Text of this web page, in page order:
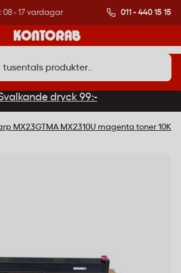
- 17 vardagar Över 500 000
011 - 440 15 15
dryck 99:-
MX23GTMA MX2310U magenta toner 10K